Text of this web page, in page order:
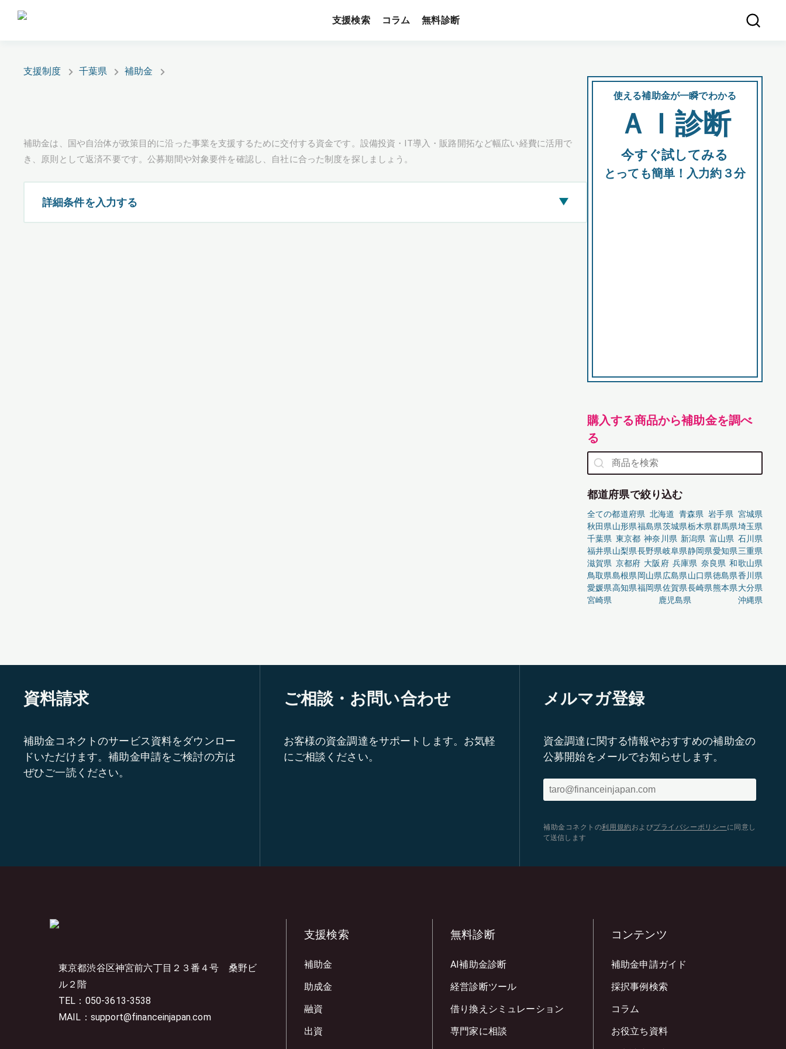
支援検索 コラム 無料診断
支援制度 千葉県 補助金
補助金は、国や自治体が政策目的に沿った事業を支援するために交付する資金です。設備投資・IT導入・販路開拓など幅広い経費に活用で
き、原則として返済不要です。公募期間や対象要件を確認し、自社に合った制度を探しましょう。
詳細条件を入力する ▶
使える補助金が一瞬でわかる
ＡＩ診断
今すぐ試してみる
とっても簡単！入力約３分
購入する商品から補助金を調べ
る
都道府県で絞り込む
全ての都道府県 北海道 青森県 岩手県 宮城県
秋田県山形県福島県茨城県栃木県群馬県埼玉県
千葉県 東京都 神奈川県 新潟県 富山県 石川県
福井県山梨県長野県岐阜県静岡県愛知県三重県
滋賀県 京都府 大阪府 兵庫県 奈良県 和歌山県
鳥取県島根県岡山県広島県山口県徳島県香川県
愛媛県高知県福岡県佐賀県長崎県熊本県大分県
宮崎県
鹿児島県 沖縄県
資料請求
補助金コネクトのサービス資料をダウンロー
ドいただけます。補助金申請をご検討の方は
ぜひご一読ください。
ご相談・お問い合わせ
お客様の資金調達をサポートします。お気軽
にご相談ください。
メルマガ登録
資金調達に関する情報やおすすめの補助金の
公募開始をメールでお知らせします。
補助金コネクトの利用規約 およびプライバシーポリシー に同意し
て送信します
東京都渋谷区神宮前六丁目２３番４号 桑野ビ
ル２階
TEL：050-3613-3538
MAIL：support@financeinjapan.com
支援検索
補助金
助成金
融資
出資
無料診断
AI補助金診断
経営診断ツール
借り換えシミュレーション
専門家に相談
コンテンツ
補助金申請ガイド
採択事例検索
コラム
お役立ち資料